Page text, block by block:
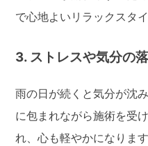
で心地よいリラックスタ
3. ストレスや気分の
雨の日が続くと気分が沈
に包まれながら施術を受
れ、心も軽やかになります